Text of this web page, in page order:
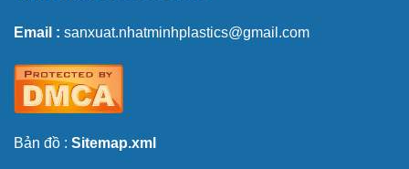
Email : sanxuat.nhatminhplastics@gmail.com
Bản đồ : Sitemap.xml